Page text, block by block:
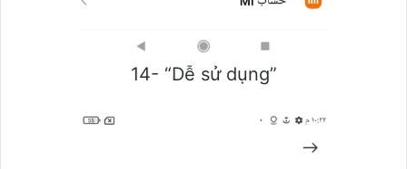
14- “Dễ sử dụng”